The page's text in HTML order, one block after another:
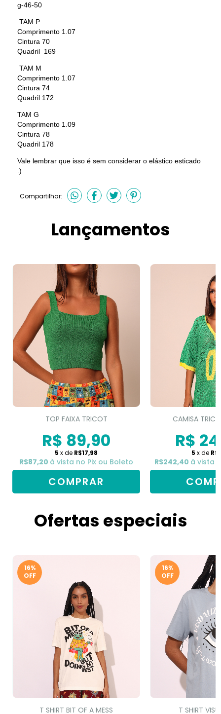
g-46-50
TAM P
Comprimento 1.07
Cintura 70
Quadril 169
TAM M
Comprimento 1.07
Cintura 74
Quadril 172
TAM G
Comprimento 1.09
Cintura 78
Quadril 178
Vale lembrar que isso é sem considerar o elástico esticado
:)
Compartilhar:
Lançamentos
TOP FAIXA TRICOT
R$ 89,90
5 x de R$17,98
R$87,20 à vista no Pix ou Boleto
COMPRAR
CAMISA
R$
5 x de
R$242,40 à vista
Ofertas especiais
16%
OFF
T SHIRT BIT OF A MESS
16%
OFF
T SHIRT